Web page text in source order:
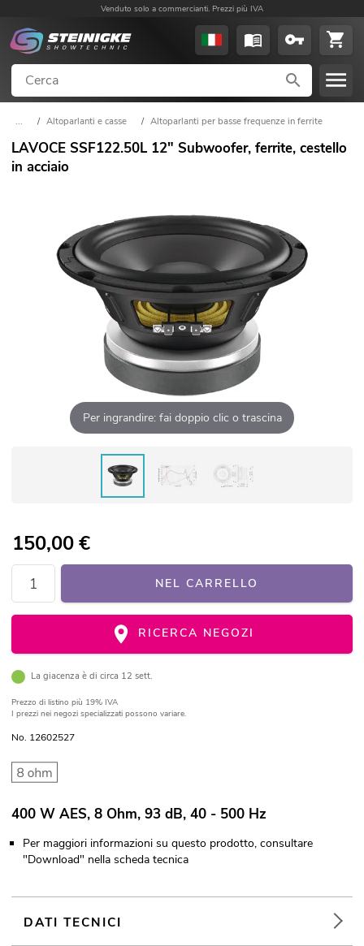
Venduto solo a commercianti. Prezzi più IVA
... / Altoparlanti e casse / Altoparlanti per basse frequenze in ferrite
LAVOCE SSF122.50L 12" Subwoofer, ferrite, cestello
in acciaio
Per ingrandire: fai doppio clic o trascina
150,00€
NEL CARRELLO
RICERCA NEGOZI
La giacenza è di circa 12 sett.
Prezzo di listino più 19% IVA
I prezzi nei negozi specializzati possono variare.
No. 12602527
400 W AES, 8 Ohm, 93 dB, 40 - 500 Hz
Per maggiori informazioni su questo prodotto, consultare
"Download" nella scheda tecnica
DATI TECNICI